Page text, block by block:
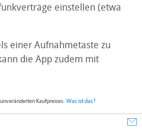
einstellen (etwa
einer Aufnahmetaste zu
die App zudem mit
Kaufpreises. Was ist das?